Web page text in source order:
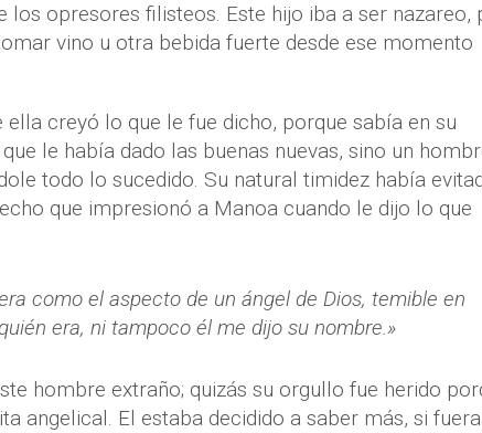
opresores filisteos. Este hijo iba a ser nazareo,
vino u otra bebida fuerte desde ese momento
creyó lo que le fue dicho, porque sabía en su
le había dado las buenas nuevas, sino un
todo lo sucedido. Su natural timidez había
que impresionó a Manoa cuando le dijo lo que
como el aspecto de un ángel de Dios, temible en
era, ni tampoco él me dijo su nombre.»
hombre extraño; quizás su orgullo fue herido
angelical. El estaba decidido a saber más, si fuera